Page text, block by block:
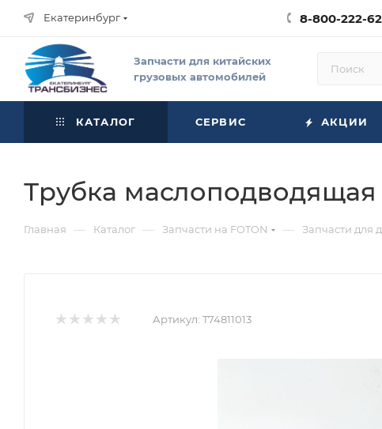
Екатеринбург 8-800-222-
Запчасти для китайских
грузовых автомобилей
КАТАЛОГ СЕРВИС АКЦИИ
Трубка маслоподводящая
Главная — Каталог — Запчасти на FOTON — Запчасти для
Артикул: T74811013